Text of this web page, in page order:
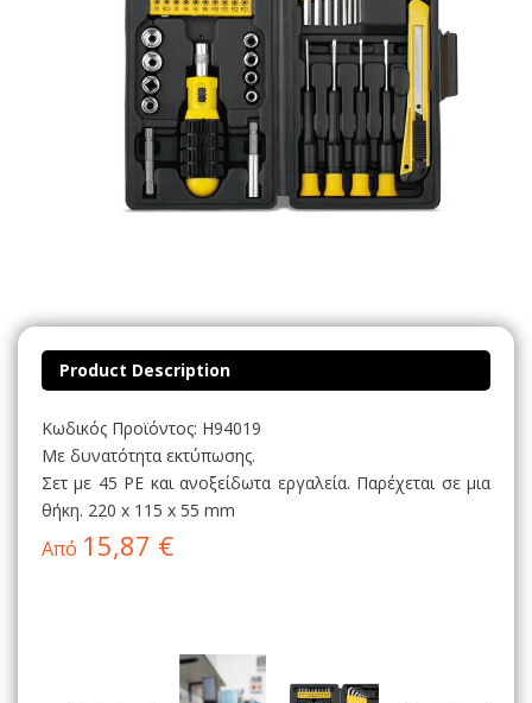
Product Description
Κωδικός Προϊόντος: H94019
Με δυνατότητα εκτύπωσης.
Σετ με 45 PE και ανοξείδωτα εργαλεία. Παρέχεται σε μια
θήκη. 220 x 115 x 55 mm
Από 15,87 €